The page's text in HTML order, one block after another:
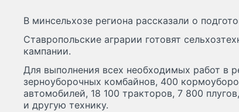
В минсельхозе региона рассказали о
Ставропольские аграрии готовят
кампании.
Для выполнения всех необходимых работ в
зерноуборочных комбайнов, 400
автомобилей, 18 100 тракторов, 7 800
и другую технику.